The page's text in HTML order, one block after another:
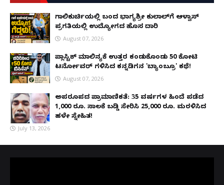
ಗಾಲಿಕುರ್ಚಿಯಲ್ಲಿ ಬಂದ ಭಾಗ್ಯಶ್ರೀ ಕುಲಾಲ್‌ಗೆ ಆಳ್ವಾಸ್
ಪ್ರಗತಿಯಲ್ಲಿ ಉದ್ಯೋಗದ ಹೊಸ ದಾರಿ
August 07, 2026
ಪ್ಲಾಸ್ಟಿಕ್ ಮಾಲಿನ್ಯಕ್ಕೆ ಉತ್ತರ ಕಂಡುಕೊಂಡು ₹50 ಕೋಟಿ
ಟರ್ನೋವರ್ ಗಳಿಸಿದ ಕನ್ನಡಿಗನ 'ಬ್ಯಾಂಬ್ರೂ' ಕಥೆ!
August 07, 2026
ಅಪರೂಪದ ಪ್ರಾಮಾಣಿಕತೆ: 35 ವರ್ಷಗಳ ಹಿಂದೆ ಪಡೆದ
1,000 ರೂ. ಸಾಲಕ್ಕೆ ಬಡ್ಡಿ ಸೇರಿಸಿ 25,000 ರೂ. ಮರಳಿಸಿದ
ಹಳೇ ಸ್ನೇಹಿತ!
July 13, 2026